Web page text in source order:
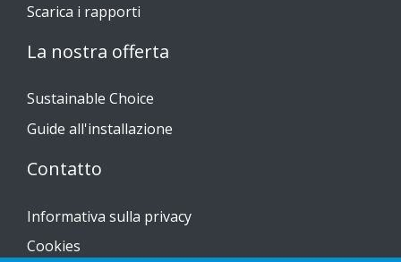
Scarica i rapporti
La nostra offerta
Sustainable Choice
Guide all'installazione
Contatto
Informativa sulla privacy
Cookies